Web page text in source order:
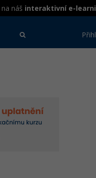
na náš interaktivní e-